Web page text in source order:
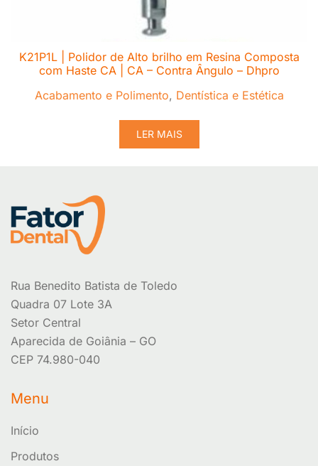
K21P1L | Polidor de Alto brilho em Resina Composta
com Haste CA | CA – Contra Ângulo – Dhpro
Acabamento e Polimento, Dentística e Estética
LER MAIS
Rua Benedito Batista de Toledo
Quadra 07 Lote 3A
Setor Central
Aparecida de Goiânia – GO
CEP 74.980-040
Menu
Início
Produtos